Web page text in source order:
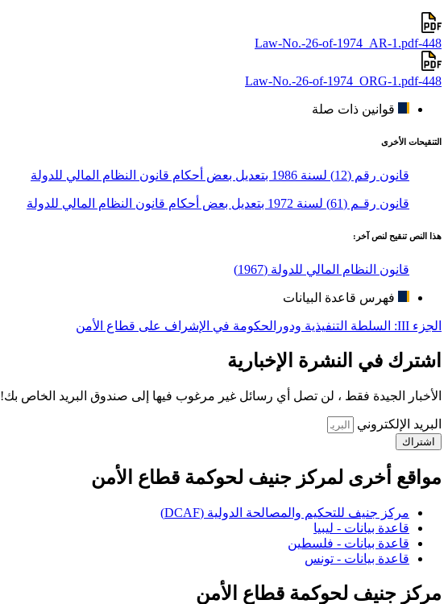
448-Law-No.-26-of-1974_AR-1.pdf
448-Law-No.-26-of-1974_ORG-1.pdf
قوانين ذات صلة
التنقيحات الأخرى
قانون رقم (12) لسنة 1986 بتعديل بعض أحكام قانون النظام المالي للدولة
قانون رقـم (61) لسنة 1972 بتعديل بعض أحكام قانون النظام المالي للدولة
هذا النص تنقيح لنص آخر:
قانون النظام المالي للدولة (1967)
فهرس قاعدة البيانات
الجزء III: السلطة التنفيذية ودورالحكومة في الإشراف على قطاع الأمن
اشترك في النشرة الإخبارية
الأخبار الجيدة فقط ، لن تصل أي رسائل غير مرغوب فيها إلى صندوق البريد الخاص بك!
البريد الإلكتروني
اشتراك
مواقع أخرى لمركز جنيف لحوكمة قطاع الأمن
مركز جنيف للتحكيم والمصالحة الدولية (DCAF)
قاعدة بيانات - ليبيا
قاعدة بيانات - فلسطين
قاعدة بيانات - تونس
مركز جنيف لحوكمة قطاع الأمن